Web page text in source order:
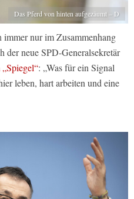
Das Pferd von hinten aufgezäumt – D
nur im Zusammenhang
der neue SPD-Generalsekretär
: „Was für ein Signal
leben, hart arbeiten und eine